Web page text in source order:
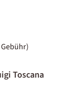
Toscana